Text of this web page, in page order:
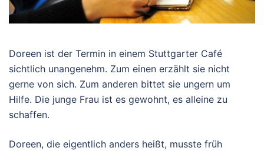
Doreen ist der Termin in einem Stuttgarter Café
sichtlich unangenehm. Zum einen erzählt sie nicht
gerne von sich. Zum anderen bittet sie ungern um
Hilfe. Die junge Frau ist es gewohnt, es alleine zu
schaffen.
Doreen, die eigentlich anders heißt, musste früh